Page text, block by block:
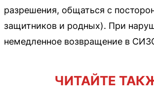
разрешения, общаться с
защитников и родных). При
немедленное возвращение в
ЧИТАЙТЕ